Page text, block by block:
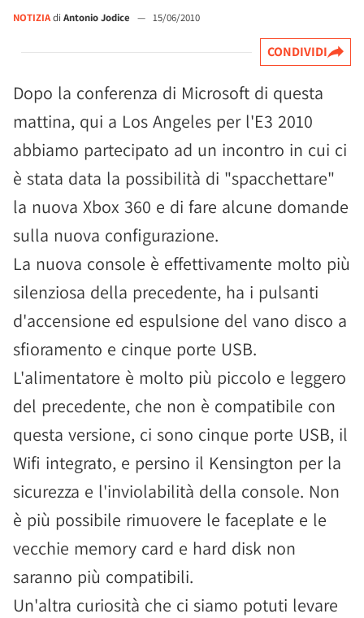
NOTIZIAdi Antonio Jodice — 15/06/2010
CONDIVIDI
Dopo la conferenza di Microsoft di questa
mattina, qui a Los Angeles per l'E3 2010
abbiamo partecipato ad un incontro in cui ci
è stata data la possibilità di "spacchettare"
la nuova Xbox 360 e di fare alcune domande
sulla nuova configurazione.
La nuova console è effettivamente molto più
silenziosa della precedente, ha i pulsanti
d'accensione ed espulsione del vano disco a
sfioramento e cinque porte USB.
L'alimentatore è molto più piccolo e leggero
del precedente, che non è compatibile con
questa versione, ci sono cinque porte USB, il
Wifi integrato, e persino il Kensington per la
sicurezza e l'inviolabilità della console. Non
è più possibile rimuovere le faceplate e le
vecchie memory card e hard disk non
saranno più compatibili.
Un'altra curiosità che ci siamo potuti levare